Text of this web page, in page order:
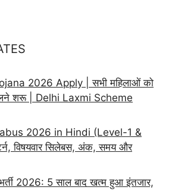
2026 Apply | सभी महिलाओं को
शरू | Delhi Laxmi Scheme
2026 in Hindi (Level-1 &
विषयवार सिलेबस, अंक, समय और
भर्ती 2026: 5 साल बाद खत्म हुआ इंतजार,